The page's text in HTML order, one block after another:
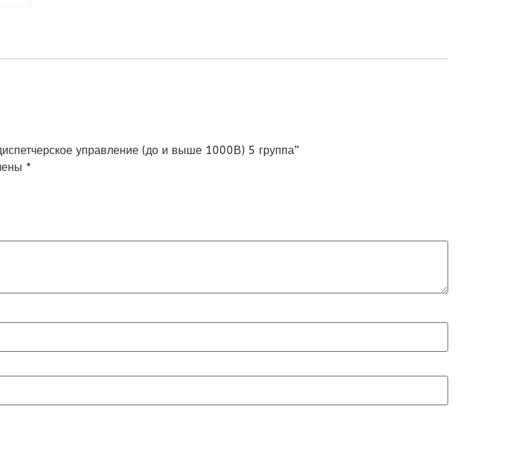
управление (до и выше 1000В) 5 группа”
*